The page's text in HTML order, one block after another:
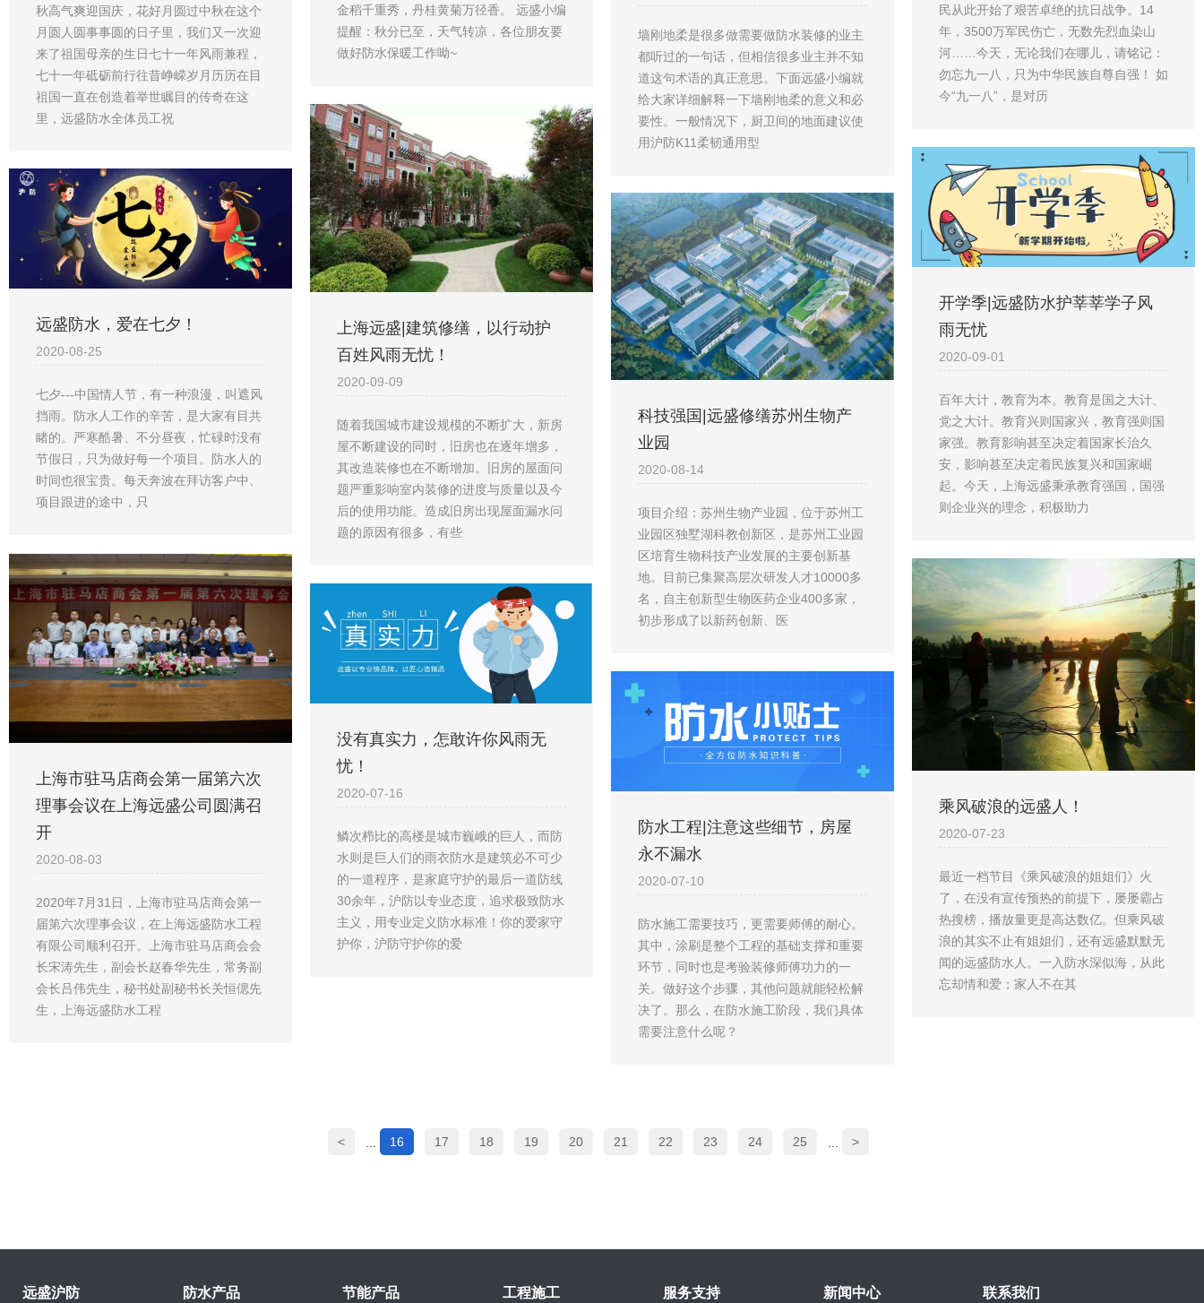
秋高气爽迎国庆，花好月圆过中秋在这个
月圆人圆事事圆的日子里，我们又一次迎
来了祖国母亲的生日七十一年风雨兼程，
七十一年砥砺前行往昔峥嵘岁月历历在目
祖国一直在创造着举世瞩目的传奇在这
里，远盛防水全体员工祝
金稻千重秀，丹桂黄菊万径香。 远盛小编
提醒：秋分已至，天气转凉，各位朋友要
做好防水保暖工作呦~
墙刚地柔是很多做需要做防水装修的业主
都听过的一句话，但相信很多业主并不知
道这句术语的真正意思。下面远盛小编就
给大家详细解释一下墙刚地柔的意义和必
要性。一般情况下，厨卫间的地面建议使
用沪防K11柔韧通用型
民从此开始了艰苦卓绝的抗日战争。14
年，3500万军民伤亡，无数先烈血染山
河……今天，无论我们在哪儿，请铭记：
勿忘九一八，只为中华民族自尊自强！ 如
今“九一八”，是对历
上海远盛|建筑修缮，以行动护
百姓风雨无忧！
2020-09-09
随着我国城市建设规模的不断扩大，新房
屋不断建设的同时，旧房也在逐年增多，
其改造装修也在不断增加。旧房的屋面问
题严重影响室内装修的进度与质量以及今
后的使用功能。造成旧房出现屋面漏水问
题的原因有很多，有些
开学季|远盛防水护莘莘学子风
雨无忧
2020-09-01
百年大计，教育为本。教育是国之大计、
党之大计。教育兴则国家兴，教育强则国
家强。教育影响甚至决定着国家长治久
安，影响甚至决定着民族复兴和国家崛
起。今天，上海远盛秉承教育强国，国强
则企业兴的理念，积极助力
远盛防水，爱在七夕！
2020-08-25
七夕---中国情人节，有一种浪漫，叫遮风
挡雨。防水人工作的辛苦，是大家有目共
睹的。严寒酷暑、不分昼夜，忙碌时没有
节假日，只为做好每一个项目。防水人的
时间也很宝贵。每天奔波在拜访客户中、
项目跟进的途中，只
科技强国|远盛修缮苏州生物产
业园
2020-08-14
项目介绍：苏州生物产业园，位于苏州工
业园区独墅湖科教创新区，是苏州工业园
区培育生物科技产业发展的主要创新基
地。目前已集聚高层次研发人才10000多
名，自主创新型生物医药企业400多家，
初步形成了以新药创新、医
上海市驻马店商会第一届第六次
理事会议在上海远盛公司圆满召
开
2020-08-03
2020年7月31日，上海市驻马店商会第一
届第六次理事会议，在上海远盛防水工程
有限公司顺利召开。上海市驻马店商会会
长宋涛先生，副会长赵春华先生，常务副
会长吕伟先生，秘书处副秘书长关恒偲先
生，上海远盛防水工程
乘风破浪的远盛人！
2020-07-23
最近一档节目《乘风破浪的姐姐们》火
了，在没有宣传预热的前提下，屡屡霸占
热搜榜，播放量更是高达数亿。但乘风破
浪的其实不止有姐姐们，还有远盛默默无
闻的远盛防水人。一入防水深似海，从此
忘却情和爱；家人不在其
没有真实力，怎敢许你风雨无
忧！
2020-07-16
鳞次栉比的高楼是城市巍峨的巨人，而防
水则是巨人们的雨衣防水是建筑必不可少
的一道程序，是家庭守护的最后一道防线
30余年，沪防以专业态度，追求极致防水
主义，用专业定义防水标准！你的爱家守
护你，沪防守护你的爱
防水工程|注意这些细节，房屋
永不漏水
2020-07-10
防水施工需要技巧，更需要师傅的耐心。
其中，涂刷是整个工程的基础支撑和重要
环节，同时也是考验装修师傅功力的一
关。做好这个步骤，其他问题就能轻松解
决了。那么，在防水施工阶段，我们具体
需要注意什么呢？
< ... 16 17 18 19 20 21 22 23 24 25 ... >
远盛沪防 防水产品 节能产品 工程施工 服务支持 新闻中心 联系我们